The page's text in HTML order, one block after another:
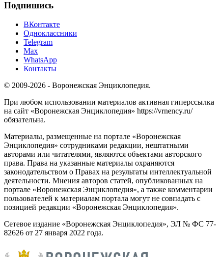
Подпишись
ВКонтакте
Одноклассники
Telegram
Max
WhatsApp
Контакты
© 2009-2026 - Воронежская Энциклопедия.
При любом использовании материалов активная гиперссылка
на сайт «Воронежская Энциклопедия» https://vrnency.ru/
обязательна.
Материалы, размещенные на портале «Воронежская
Энциклопедия» сотрудниками редакции, нештатными
авторами или читателями, являются объектами авторского
права. Права на указанные материалы охраняются
законодательством о Правах на результаты интеллектуальной
деятельности. Мнения авторов статей, опубликованных на
портале «Воронежская Энциклопедия», а также комментарии
пользователей к материалам портала могут не совпадать с
позицией редакции «Воронежская Энциклопедия».
Сетевое издание «Воронежская Энциклопедия», ЭЛ № ФС 77-
82626 от 27 января 2022 года.